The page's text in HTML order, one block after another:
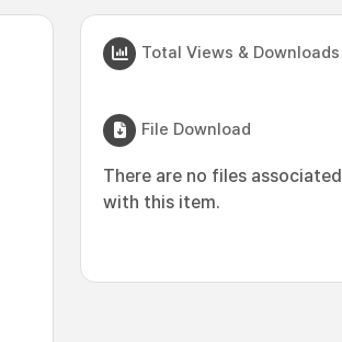
Total Views & Downloads
File Download
There are no files associated
with this item.